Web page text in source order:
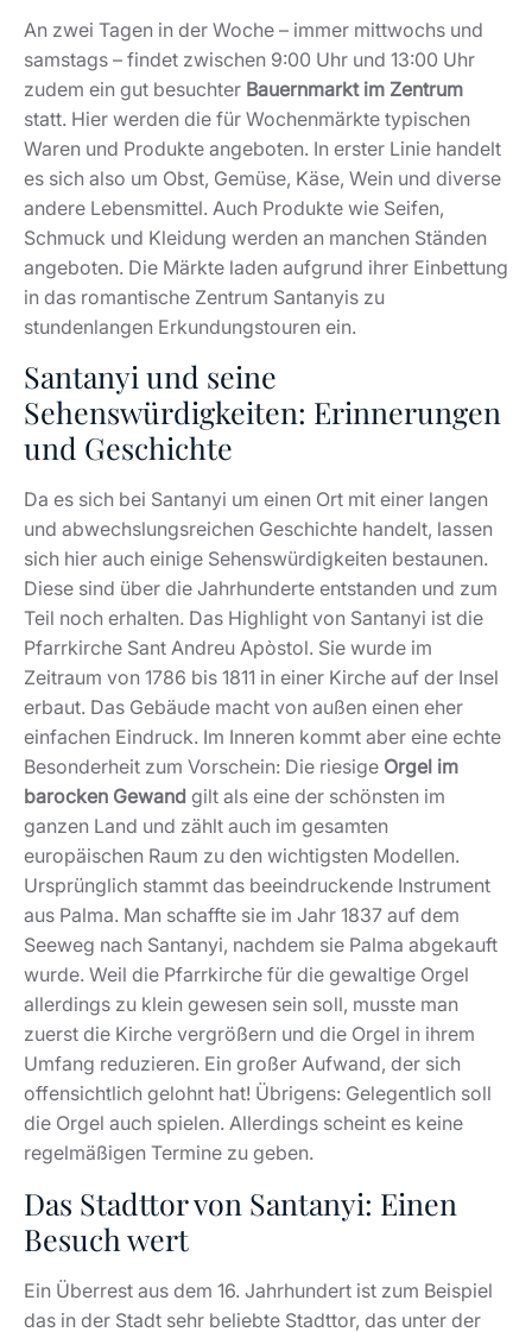
An zwei Tagen in der Woche – immer mittwochs und
samstags – findet zwischen 9:00 Uhr und 13:00 Uhr
zudem ein gut besuchter Bauernmarkt im Zentrum
statt. Hier werden die für Wochenmärkte typischen
Waren und Produkte angeboten. In erster Linie handelt
es sich also um Obst, Gemüse, Käse, Wein und diverse
andere Lebensmittel. Auch Produkte wie Seifen,
Schmuck und Kleidung werden an manchen Ständen
angeboten. Die Märkte laden aufgrund ihrer Einbettung
in das romantische Zentrum Santanyis zu
stundenlangen Erkundungstouren ein.
Santanyi und seine
Sehenswürdigkeiten: Erinnerungen
und Geschichte
Da es sich bei Santanyi um einen Ort mit einer langen
und abwechslungsreichen Geschichte handelt, lassen
sich hier auch einige Sehenswürdigkeiten bestaunen.
Diese sind über die Jahrhunderte entstanden und zum
Teil noch erhalten. Das Highlight von Santanyi ist die
Pfarrkirche Sant Andreu Apòstol. Sie wurde im
Zeitraum von 1786 bis 1811 in einer Kirche auf der Insel
erbaut. Das Gebäude macht von außen einen eher
einfachen Eindruck. Im Inneren kommt aber eine echte
Besonderheit zum Vorschein: Die riesige Orgel im
barocken Gewand gilt als eine der schönsten im
ganzen Land und zählt auch im gesamten
europäischen Raum zu den wichtigsten Modellen.
Ursprünglich stammt das beeindruckende Instrument
aus Palma. Man schaffte sie im Jahr 1837 auf dem
Seeweg nach Santanyi, nachdem sie Palma abgekauft
wurde. Weil die Pfarrkirche für die gewaltige Orgel
allerdings zu klein gewesen sein soll, musste man
zuerst die Kirche vergrößern und die Orgel in ihrem
Umfang reduzieren. Ein großer Aufwand, der sich
offensichtlich gelohnt hat! Übrigens: Gelegentlich soll
die Orgel auch spielen. Allerdings scheint es keine
regelmäßigen Termine zu geben.
Das Stadttor von Santanyi: Einen
Besuch wert
Ein Überrest aus dem 16. Jahrhundert ist zum Beispiel
das in der Stadt sehr beliebte Stadttor, das unter der